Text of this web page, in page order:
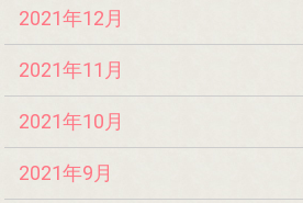
2021年12月
2021年11月
2021年10月
2021年9月